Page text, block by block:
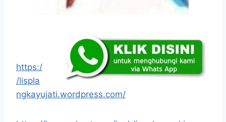
https:/
/lispla
ngkayujati.wordpress.com/